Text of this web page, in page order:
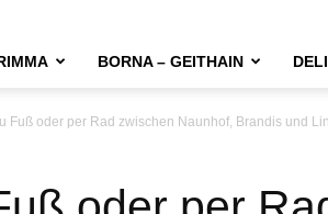
BORNA – GEITHAIN
Fuß oder per Rad zwischen Naunhof, Brandis und